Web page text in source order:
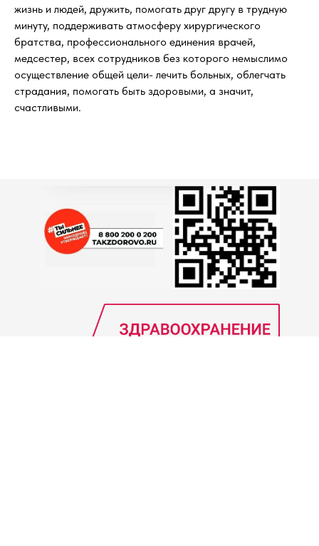
жизнь и людей, дружить, помогать друг другу в трудную
минуту, поддерживать атмосферу хирургического
братства, профессионального единения врачей,
медсестер, всех сотрудников без которого немыслимо
осуществление общей цели- лечить больных, облегчать
страдания, помогать быть здоровыми, а значит,
счастливыми.